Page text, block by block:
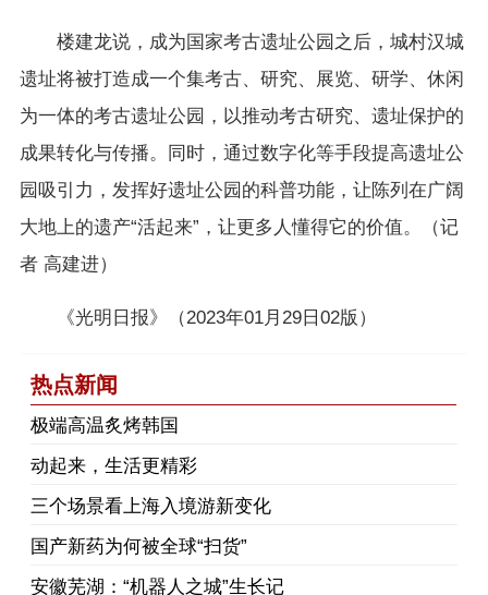
楼建龙说，成为国家考古遗址公园之后，城村汉城
遗址将被打造成一个集考古、研究、展览、研学、休闲
为一体的考古遗址公园，以推动考古研究、遗址保护的
成果转化与传播。同时，通过数字化等手段提高遗址公
园吸引力，发挥好遗址公园的科普功能，让陈列在广阔
大地上的遗产“活起来”，让更多人懂得它的价值。（记
者 高建进）
《光明日报》（2023年01月29日02版）
热点新闻
极端高温炙烤韩国
动起来，生活更精彩
三个场景看上海入境游新变化
国产新药为何被全球“扫货”
安徽芜湖：“机器人之城”生长记